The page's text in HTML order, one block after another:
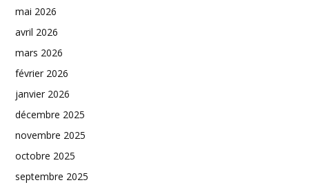
mai 2026
avril 2026
mars 2026
février 2026
janvier 2026
décembre 2025
novembre 2025
octobre 2025
septembre 2025